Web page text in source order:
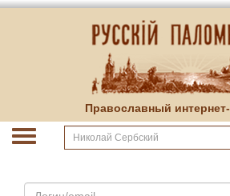
Православный
Email